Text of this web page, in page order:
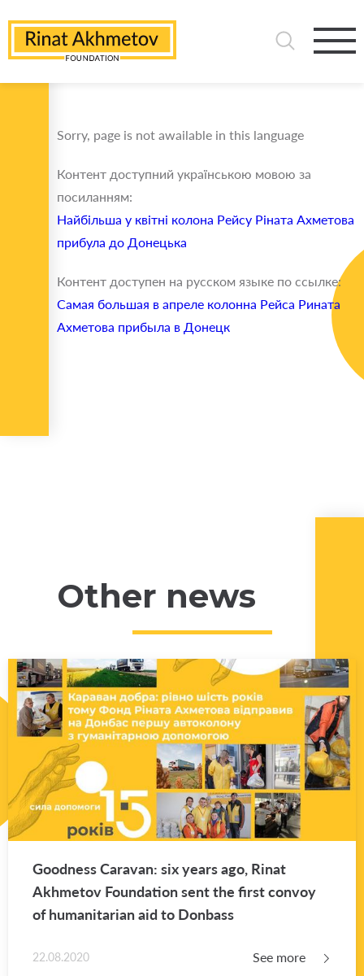
Sorry, page is not awailable in this language
Контент доступний українською мовою за
посиланням:
Найбільша у квітні колона Рейсу Ріната Ахметова
прибула до Донецька
Контент доступен на русском языке по ссылке:
Самая большая в апреле колонна Рейса Рината
Ахметова прибыла в Донецк
Other news
Good­ness Car­a­van: six years ago, Rinat
Akhme­tov Foun­da­tion sent the first con­voy
of hu­man­i­tar­ian aid to Don­bass
22.08.2020 See more